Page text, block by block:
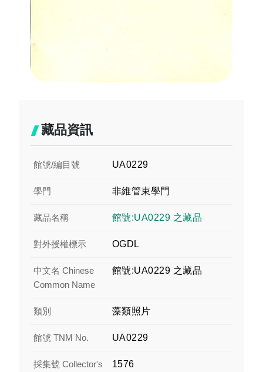
藏品資訊
館號/編目號 UA0229
學門 非維管束學門
藏品名稱 館號:UA0229 之藏品
對外授權標示 OGDL
中文名 Chinese
Common Name
館號:UA0229 之藏品
類別 藻類照片
館號 TNM No. UA0229
採集號 Collector's
1576